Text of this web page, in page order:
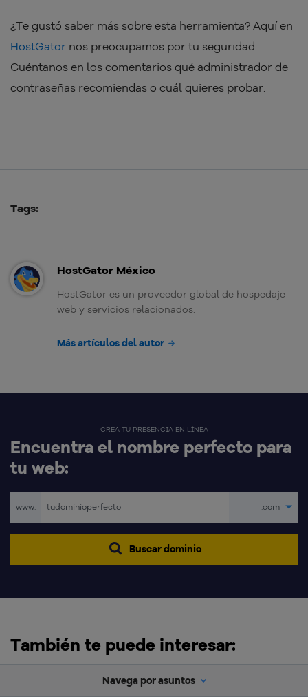
¿Te gustó saber más sobre esta herramienta? Aquí en
HostGator nos preocupamos por tu seguridad.
Cuéntanos en los comentarios qué administrador de
contraseñas recomiendas o cuál quieres probar.
Navega por asuntos
Tags:
HostGator México
HostGator es un proveedor global de hospedaje
web y servicios relacionados.
Más artículos del autor
CREA TU PRESENCIA EN LÍNEA
Encuentra el nombre perfecto para
tu web:
www. .com
Buscar dominio
También te puede interesar: